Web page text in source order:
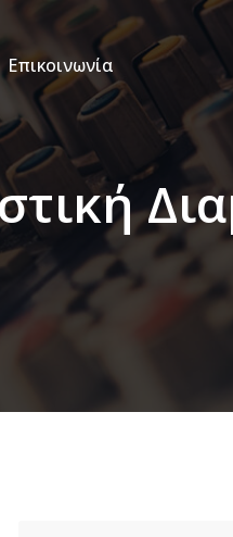
Επικοινωνία